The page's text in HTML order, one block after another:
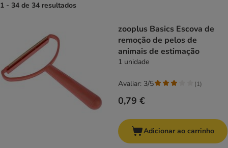
1 - 34 de 34 resultados
zooplus Basics Escova de
remoção de pelos de
animais de estimação
1 unidade
0,79 €
Avaliar: 3/5 (1)
Adicionar ao carrinho